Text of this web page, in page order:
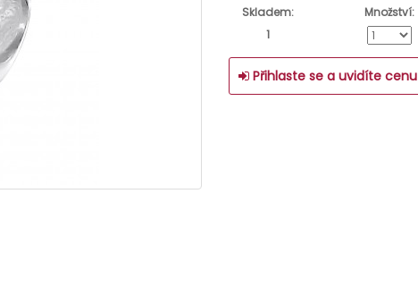
Skladem:
1
Množství:
Přihlaste se a uvidíte cenu